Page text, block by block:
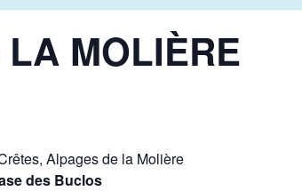
MOLIÈRE
Alpages de la Molière
des Buclos